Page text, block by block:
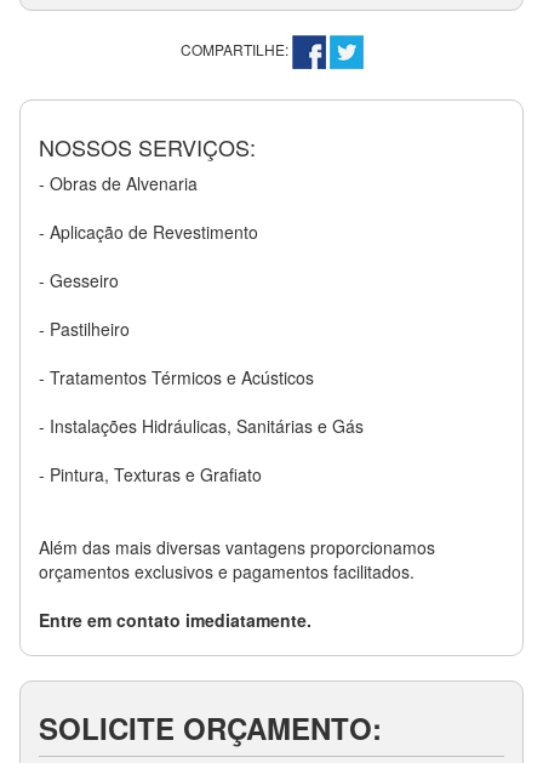
COMPARTILHE:
NOSSOS SERVIÇOS:
- Obras de Alvenaria
- Aplicação de Revestimento
- Gesseiro
- Pastilheiro
- Tratamentos Térmicos e Acústicos
- Instalações Hidráulicas, Sanitárias e Gás
- Pintura, Texturas e Grafiato
Além das mais diversas vantagens proporcionamos
orçamentos exclusivos e pagamentos facilitados.
Entre em contato imediatamente.
SOLICITE ORÇAMENTO: